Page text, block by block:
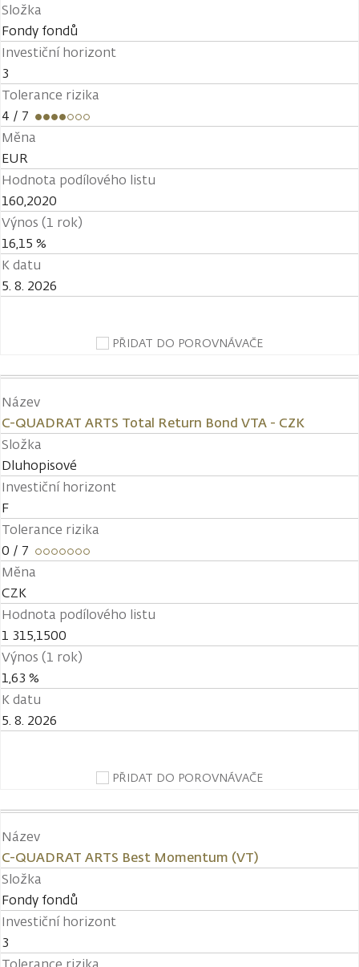
Složka
Fondy fondů
Investiční horizont
3
Tolerance rizika
4 / 7
Měna
EUR
Hodnota podílového listu
160,2020
Výnos (1 rok)
16,15 %
K datu
5. 8. 2026
PŘIDAT DO POROVNÁVAČE
Název
C-QUADRAT ARTS Total Return Bond VTA - CZK
Složka
Dluhopisové
Investiční horizont
F
Tolerance rizika
0 / 7
Měna
CZK
Hodnota podílového listu
1 315,1500
Výnos (1 rok)
1,63 %
K datu
5. 8. 2026
PŘIDAT DO POROVNÁVAČE
Název
C-QUADRAT ARTS Best Momentum (VT)
Složka
Fondy fondů
Investiční horizont
3